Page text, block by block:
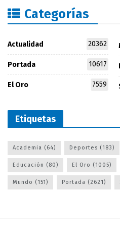
Categorías
Actualidad 20362
Portada 10617
El Oro 7559
Etiquetas
Academia (64) Deportes (183)
Educación (80) El Oro (1005)
Mundo (151) Portada (2621)